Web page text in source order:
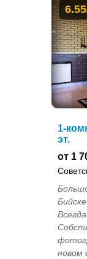
6.55
1-
эт.
от 1
новом